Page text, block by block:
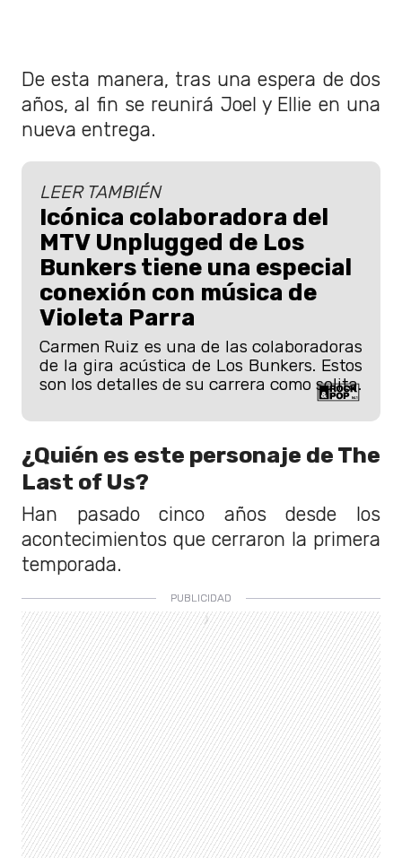
De esta manera, tras una espera de dos
años, al fin se reunirá Joel y Ellie en una
nueva entrega.
LEER TAMBIÉN
Icónica colaboradora del
MTV Unplugged de Los
Bunkers tiene una especial
conexión con música de
Violeta Parra
Carmen Ruiz es una de las colaboradoras
de la gira acústica de Los Bunkers. Estos
son los detalles de su carrera como solita.
¿Quién es este personaje de The
Last of Us?
Han pasado cinco años desde los
acontecimientos que cerraron la primera
temporada.